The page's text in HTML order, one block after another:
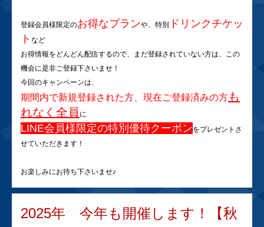
登録会員様限定のお得なプランや、特別
ドリンクチケッ
ト など
お得情報をどんどん配信するので、まだ登録されていない方は、この
機会に是非ご登録下さいませ！
今回のキャンペーンは、
期間内で新規登録された方、現在ご登録済みの方も
れなく全員 に
LINE会員様限定の特別優待クーポンをプレゼントさ
せていただきます！
お楽しみにお待ち下さいませ♪
2025年 今年も開催します！【秋